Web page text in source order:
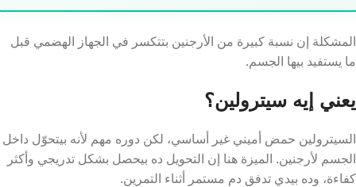
المشكلة إن نسبة كبيرة من الأرجنين بتتكسر في الجهاز الهضمي قبل
ما يستفيد بيها الجسم.
يعني إيه سيترولين؟
السيترولين حمض أميني غير أساسي، لكن دوره مهم لأنه بيتحوّل داخل
الجسم لأرجنين. الميزة هنا إن التحويل ده بيحصل بشكل تدريجي وأكثر
كفاءة، وده بيدي تدفق دم مستمر أثناء التمرين.